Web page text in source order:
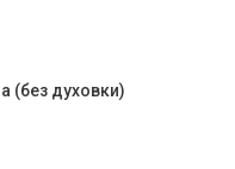
(без духовки)